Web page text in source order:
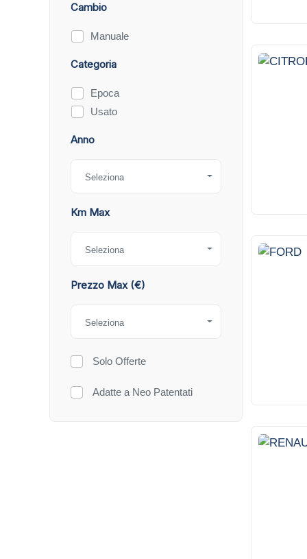
Cambio
Manuale
Categoria
Epoca
Usato
Anno
Seleziona
Km Max
Seleziona
Prezzo Max (€)
Seleziona
Solo Offerte
Adatte a Neo Patentati